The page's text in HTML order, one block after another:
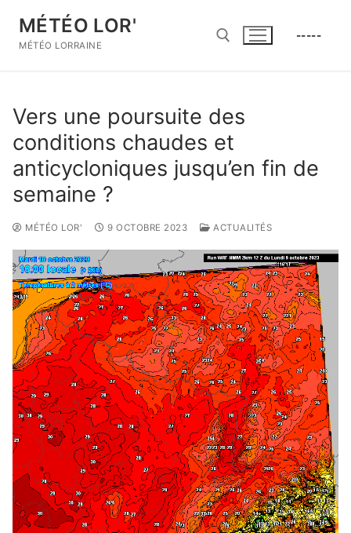
contenu
MÉTÉO LOR'
MÉTÉO LORRAINE
-----
Vers une poursuite des
conditions chaudes et
anticycloniques jusqu’en fin de
semaine ?
MÉTÉO LOR' 9 OCTOBRE 2023 ACTUALITÉS